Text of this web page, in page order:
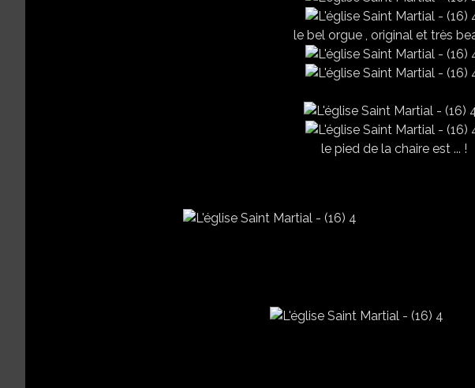
le bel orgue , original et très
le pied de la chaire est ... !